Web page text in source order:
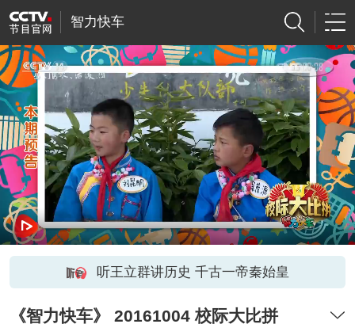
智力快车
听王立群讲历史 千古一帝秦始皇
《智力快车》 20161004 校际大比拼